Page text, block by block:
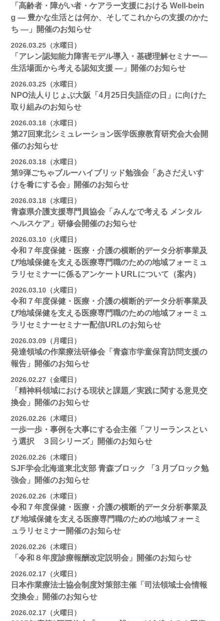
「高齢者・障がい者・ケアラー支援における Well-bein
g ― 豊かな生活とは何か、そしてこれからの支援のかた
ち ―」開催のお知らせ
2026.03.25（水曜日）
「アレン認知能力障害モデル導入・基礎理解セミナー―
生活場面から考える認知支援 ―」開催のお知らせ
2026.03.25（水曜日）
NPO法人りじょぶ大阪「4月25日失語症の日」に向けた
取り組みのお知らせ
2026.03.18（水曜日）
第27回東北シミュレーション医学医療教育研究会大会開
催のお知らせ
2026.03.18（水曜日）
第9弾ごちゃブルーハイブリッド勉強会「あさだえいす
けを肴にする会」開催のお知らせ
2026.03.18（水曜日）
青森県介護支援専門員協会「みんなで考える メンタル
ヘルスケア」研修会開催のお知らせ
2026.03.10（火曜日）
令和７年度保健・医療・介護の横断的データ分析事業及
び地域保健を支える医療専門職のための地域フォーミュ
ラリセミナーに係るアンケートURLについて（案内）
2026.03.10（火曜日）
令和７年度保健・医療・介護の横断的データ分析事業及
び地域保健を支える医療専門職のための地域フォーミュ
ラリセミナーセミナー配信URLのお知らせ
2026.03.09（月曜日）
発達領域の作業療法研修会「青森市学童保育訪問支援の
報告」開催のお知らせ
2026.02.27（金曜日）
「精神科領域における現状と課題／実践に関する意見交
換会」開催のお知らせ
2026.02.26（木曜日）
一歩一歩・事例を大事にする会主催「フリーランスとい
う選択 ３回シリーズ」開催のお知らせ
2026.02.26（木曜日）
SJF学会北海道東北支部 ⻘森ブロック 「3 月ブロック勉
強会」開催のお知らせ
2026.02.26（木曜日）
令和７年度保健・医療・介護の横断的データ分析事業及
び 地域保健を支える医療専門職のための地域フォーミ
ュラリセミナー開催のお知らせ
2026.02.26（木曜日）
「令和８年度診療報酬改定説明会」開催のお知らせ
2026.02.17（火曜日）
日本作業療法士協会制度対策部主催「司法領域士会情報
交換会」開催のお知らせ
2026.02.17（火曜日）